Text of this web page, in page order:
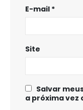
E-mail *
Site
Salvar
a próxima vez